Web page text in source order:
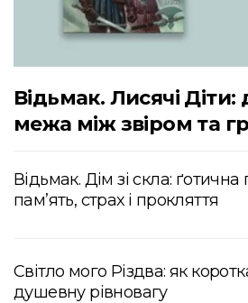
Відьмак. Лисячі Діти:
межа між звіром та
Відьмак. Дім зі скла:
пам’ять, страх і прокляття
Світло мого Різдва: як
душевну рівновагу